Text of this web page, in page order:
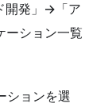
開発」→「ア
ーション一覧
ションを選